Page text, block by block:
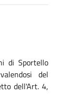
di Sportello
del
dell'Art. 4,